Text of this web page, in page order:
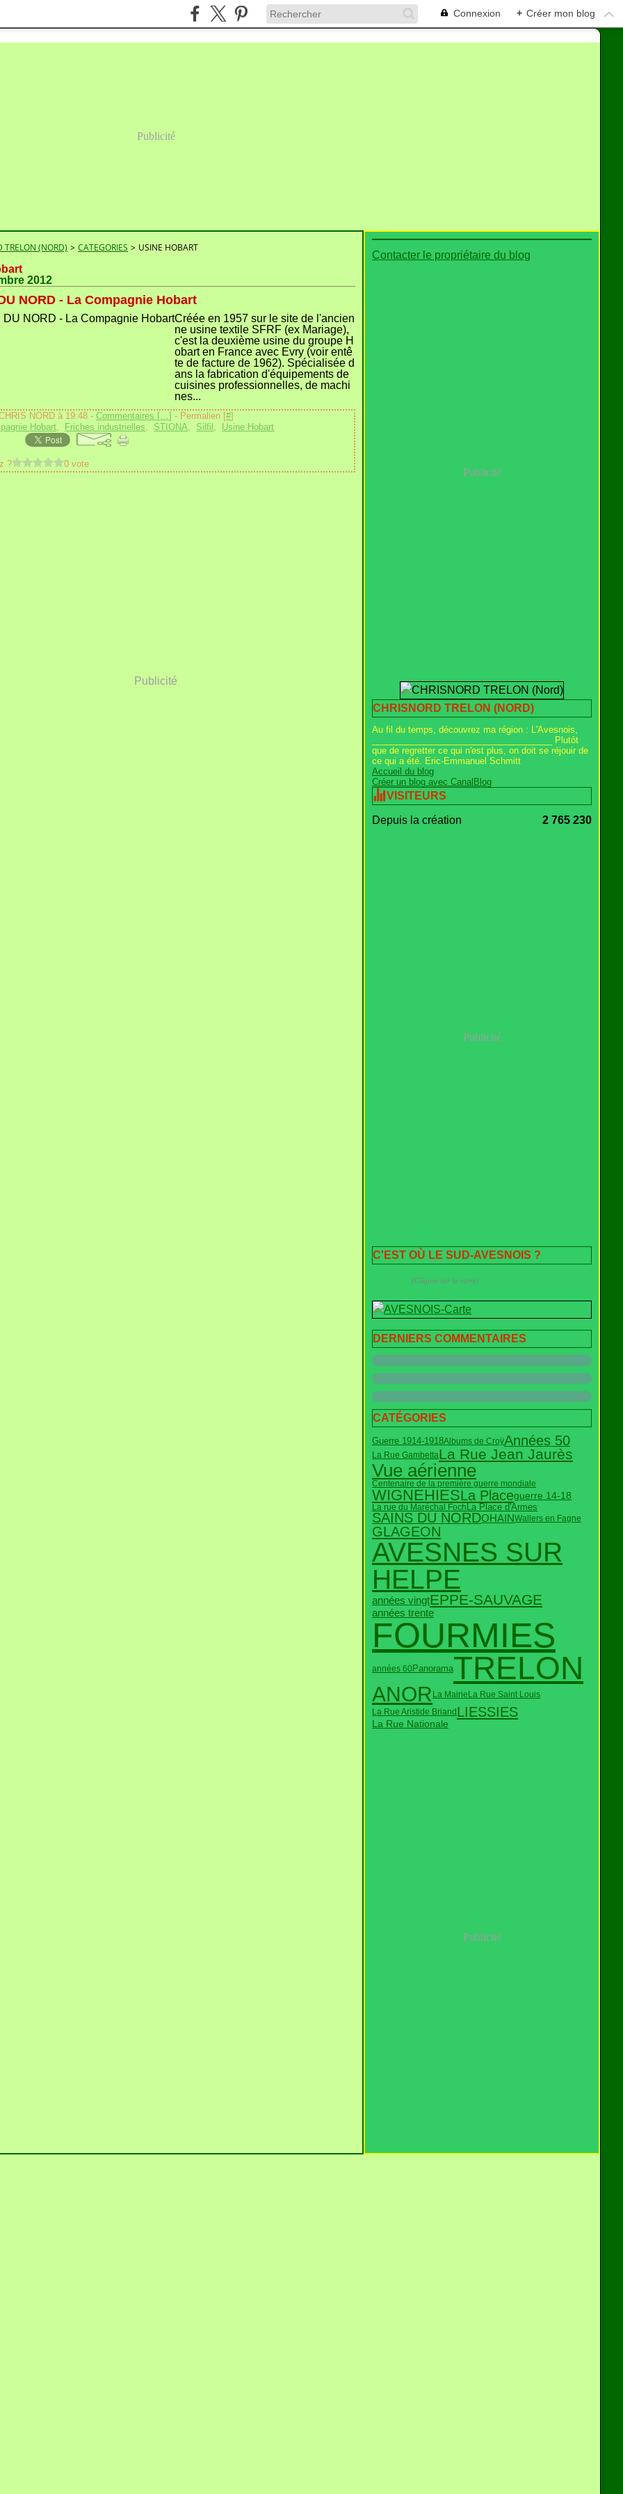
Connexion + Créer mon blog
Publicité
TRELON (NORD) > CATEGORIES > USINE HOBART
2012
NORD - La Compagnie Hobart
Créée en 1957 sur le site de l'ancien
ne usine textile SFRF (ex Mariage),
c'est la deuxième usine du groupe H
obart en France avec Evry (voir entê
te de facture de 1962). Spécialisée d
ans la fabrication d'équipements de
cuisines professionnelles, de machi
nes...
NORD à 19:48 -Commentaires […] - Permalien [#]
Hobart, Friches industrielles, STIONA, Silfil , Usine Hobart
? 0 vote
Publicité
Contacter le propriétaire du blog
Publicité
CHRISNORD TRELON (NORD)
Au fil du temps, découvrez ma région : L'Avesnois,
_____________________________________ Plutôt
que de regretter ce qui n'est plus, on doit se réjouir de
ce qui a été. Eric-Emmanuel Schmitt
Accueil du blog
Créer un blog avec CanalBlog
VISITEURS
Depuis la création 2 765 230
Publicité
C'EST OÙ LE SUD-AVESNOIS ?
(Cliquer sur la carte)
DERNIERS COMMENTAIRES
CATÉGORIES
Guerre 1914-1918Albums de CroÿAnnées 50
La Rue GambettaLa Rue Jean Jaurès
Vue aérienne
Centenaire de la première guerre mondiale
WIGNEHIESLa Placeguerre 14-18
La rue du Maréchal Foch La Place d'Armes
SAINS DU NORDOHAINWallers en Fagne
GLAGEON
AVESNES SUR
HELPE
années vingtEPPE-SAUVAGE
années trente
FOURMIES
années 60 PanoramaTRELON
ANOR La Mairie La Rue Saint Louis
La Rue Aristide Briand LIESSIES
La Rue Nationale
Publicité